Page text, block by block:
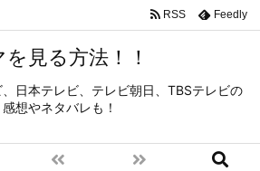
見る方法！！
日本テレビ、テレビ朝日、TBSテレビの
想やネタバレも！
RSS Feedly